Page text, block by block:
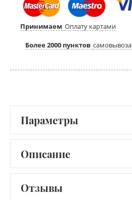
Принимаем Оплату картами
Более 2000 пунктов самовывоза
Параметры
Описание
Отзывы